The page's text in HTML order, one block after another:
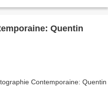
Quentin